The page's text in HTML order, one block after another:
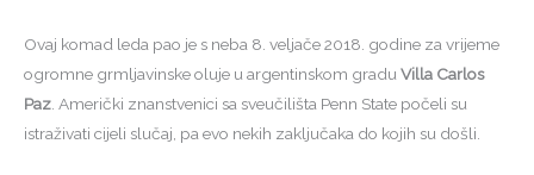
Ovaj komad leda pao je s neba 8. veljače 2018. godine za vrijeme
ogromne grmljavinske oluje u argentinskom graduVilla Carlos
Paz. Američki znanstvenici sa sveučilišta Penn State počeli su
istraživati cijeli slučaj, pa evo nekih zaključaka do kojih su došli.